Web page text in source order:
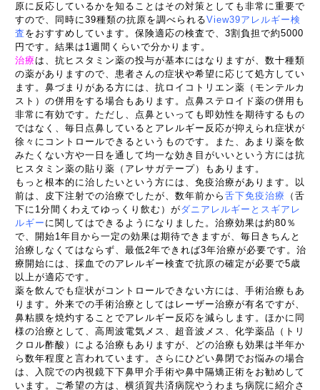
原に反応しているかを知ることはその対策としても非常に重要で
すので、同時に39種類の抗原を調べられるView39アレルギー検
査 をおすすめしています。保険適応の検査で、3割負担で約5000
円です。結果は1週間くらいで分かります。
治療は、抗ヒスタミン薬の投与が基本にはなりますが、数十種類
の薬がありますので、患者さんの症状や希望に応じて処方してい
ます。鼻づまりがある方には、抗ロイコトリエン薬（モンテルカ
スト）の併用をする場合もあります。点鼻ステロイド薬の併用も
非常に有効です。ただし、点鼻といっても即効性を期待するもの
ではなく、毎日点鼻しているとアレルギー反応が抑えられ症状が
徐々にコントロールできるというものです。また、あまり薬を飲
みたくない方や一日を通して均一な効き目がいいという方には抗
ヒスタミン薬の貼り薬（アレサガテープ）もあります。
もっと根本的に治したいという方には、免疫治療があります。以
前は、皮下注射での治療でしたが、数年前から 舌下免疫治療
（舌
下に1分間くわえてゆっくり飲む）がダニアレルギーとスギアレ
ルギー に関してはできるようになりました。治療効果は約80％
で、開始1年目から一定の効果は期待できますが、毎日きちんと
治療しなくてはならず、最低2年できれば3年治療が必要です。治
療開始には、採血でのアレルギー検査で抗原の確定が必要で5歳
以上が適応です。
薬を飲んでも症状がコントロールできない方には、手術治療もあ
ります。外来での手術治療としてはレーザー治療が有名ですが、
鼻粘膜を焼灼することでアレルギー反応を減らします。ほかに同
様の治療として、高周波電気メス、超音波メス、化学薬品（トリ
クロル酢酸）による治療もありますが、どの治療も効果は半年か
ら数年程度と言われています。さらにひどい鼻閉でお悩みの場合
は、入院での内視鏡下下鼻甲介手術や鼻中隔矯正術をお勧めして
います。ご希望の方は、横須賀共済病院やうわまち病院に紹介さ